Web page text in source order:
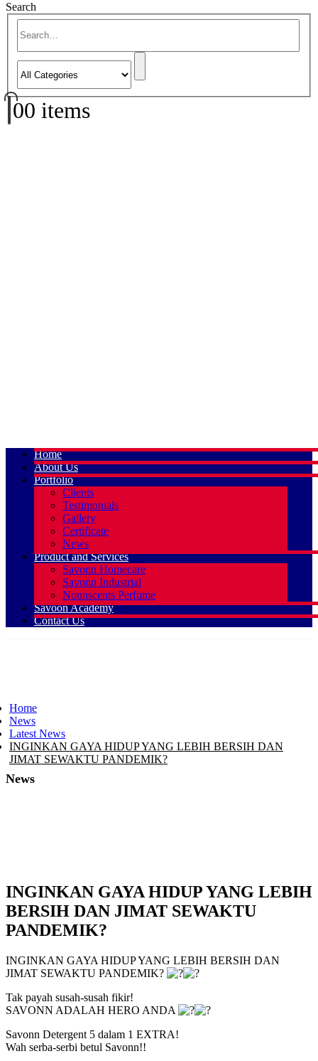
Search
00 items
Home
About Us
Portfolio
Clients
Testimonials
Gallery
Certificate
News
Product and Services
Savonn Homecare
Savonn Industrial
Nonnscents Perfume
Savoon Academy
Contact Us
Home
News
Latest News
INGINKAN GAYA HIDUP YANG LEBIH BERSIH DAN
JIMAT SEWAKTU PANDEMIK?
News
INGINKAN GAYA HIDUP YANG LEBIH
BERSIH DAN JIMAT SEWAKTU
PANDEMIK?
INGINKAN GAYA HIDUP YANG LEBIH BERSIH DAN
JIMAT SEWAKTU PANDEMIK?
Tak payah susah-susah fikir!
SAVONN ADALAH HERO ANDA
Savonn Detergent 5 dalam 1 EXTRA!
Wah serba-serbi betul Savonn!!